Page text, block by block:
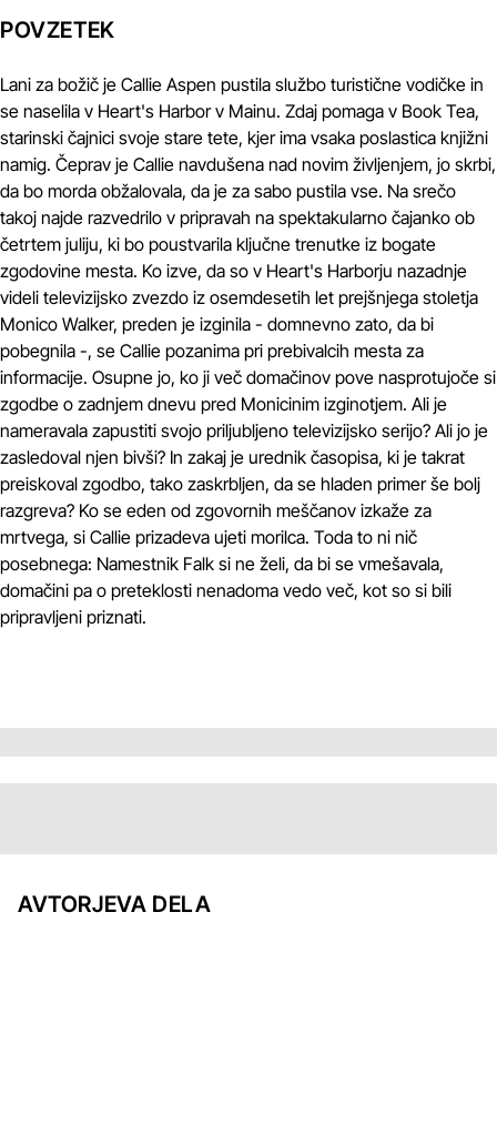
POVZETEK
Lani za božič je Callie Aspen pustila službo turistične vodičke in
se naselila v Heart's Harbor v Mainu. Zdaj pomaga v Book Tea,
starinski čajnici svoje stare tete, kjer ima vsaka poslastica knjižni
namig. Čeprav je Callie navdušena nad novim življenjem, jo skrbi,
da bo morda obžalovala, da je za sabo pustila vse. Na srečo
takoj najde razvedrilo v pripravah na spektakularno čajanko ob
četrtem juliju, ki bo poustvarila ključne trenutke iz bogate
zgodovine mesta. Ko izve, da so v Heart's Harborju nazadnje
videli televizijsko zvezdo iz osemdesetih let prejšnjega stoletja
Monico Walker, preden je izginila - domnevno zato, da bi
pobegnila -, se Callie pozanima pri prebivalcih mesta za
informacije. Osupne jo, ko ji več domačinov pove nasprotujoče si
zgodbe o zadnjem dnevu pred Monicinim izginotjem. Ali je
nameravala zapustiti svojo priljubljeno televizijsko serijo? Ali jo je
zasledoval njen bivši? In zakaj je urednik časopisa, ki je takrat
preiskoval zgodbo, tako zaskrbljen, da se hladen primer še bolj
razgreva? Ko se eden od zgovornih meščanov izkaže za
mrtvega, si Callie prizadeva ujeti morilca. Toda to ni nič
posebnega: Namestnik Falk si ne želi, da bi se vmešavala,
domačini pa o preteklosti nenadoma vedo več, kot so si bili
pripravljeni priznati.
AVTORJEVA DELA